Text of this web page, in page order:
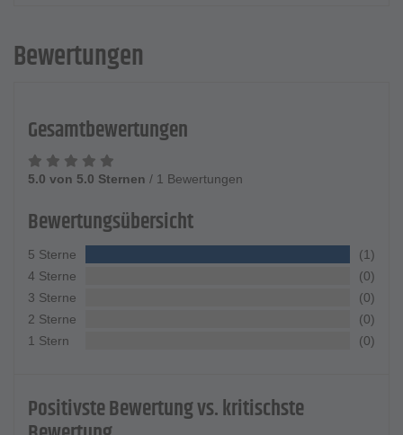
Bewertungen
Gesamtbewertungen
5.0 von 5.0 Sternen / 1 Bewertungen
Bewertungsübersicht
5 Sterne
(1)
4 Sterne
(0)
3 Sterne
(0)
2 Sterne
(0)
1 Stern
(0)
Positivste Bewertung vs. kritischste